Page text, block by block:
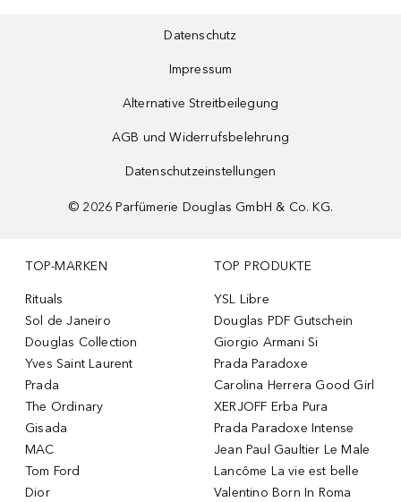
Datenschutz
Impressum
Alternative Streitbeilegung
AGB und Widerrufsbelehrung
Datenschutzeinstellungen
© 2026 Parfümerie Douglas GmbH & Co. KG.
TOP-MARKEN
Rituals
Sol de Janeiro
Douglas Collection
Yves Saint Laurent
Prada
The Ordinary
Gisada
MAC
Tom Ford
Dior
TOP PRODUKTE
YSL Libre
Douglas PDF Gutschein
Giorgio Armani Si
Prada Paradoxe
Carolina Herrera Good Girl
XERJOFF Erba Pura
Prada Paradoxe Intense
Jean Paul Gaultier Le Male
Lancôme La vie est belle
Valentino Born In Roma